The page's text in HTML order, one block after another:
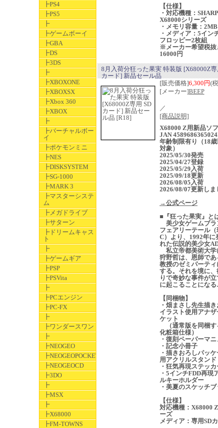
┣PS4
┣PS5
┣
┣ゲームボーイ
┣GBA
┣DS
┣3DS
┣
┣XBOXONE
┣XBOXSX
┣Xbox 360
┣XBOX
┣
┣バーチャルボー
イ
┣ポケモンミニ
┣NES
┣DISKSYSTEM
┣SG-1000
┣MARK 3
┣マスターシステ
ム
┣メガドライブ
┣サターン
┣ドリームキャス
ト
┣
┣ゲームギア
┣PSP
┣PSVita
┣
┣PCエンジン
┣PC-FX
┣
┣ワンダースワン
┣
┣NEOGEO
┣NEOGEOPOCKET
┣NEOGEOCD
┣3DO
┣
┣MSX
┣
┣X68000
┣FM-TOWNS
【仕様】
・対応機種：SHARP
X68000シリーズ
・メモリ容量：2MB
・メディア：5イン
フロッピー2枚組
※メーカー希望税抜
16000円
8月入荷分狂った果実 特装版 [X68000Z専
カード] 新品セール品
[販売価格]6,300円(
[メーカー]BEEP
／
[商品説明]
X68000 Z用新品
JAN
年齢制限有り（18
対象）
2025/05/30発売
2025/04/27登録
2025/05/29入荷
2025/09/18更新
2026/08/05入荷
2026/08/07更新しま
→公式ページ
■『狂った果実』と
美少女ゲームブラ
フェアリーテール（
C）より、1992年に
れた伝説的美少女
私立帝都美術大学
狩野哲は、恩師であ
教授のゼミパーティ
する。それを境に、
りで奇妙な事件が
に起こることにな
【同梱物】
・畑まさし先生描
イラスト使用アナ
ケット
（通常版を同梱す
化粧箱仕様）
・復刻ペーパーマ
・記念小冊子
・描きおろしパッ
用アクリルスタンド
・狂気再現ステッカ
・5インチFDD再現
ルキーホルダー
・美夏のスケッチ
【仕様】
対応機種：X68000
ーズ
メディア：専用SD